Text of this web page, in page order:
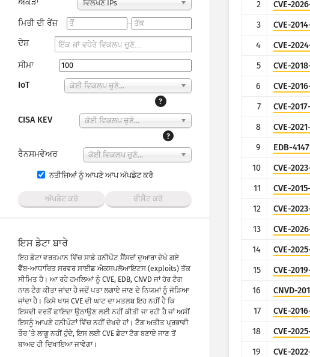
ਅੰਕੜਾ ਵਿਲੱਖਣ IPs
ਮਿਤੀ ਦੀ ਰੇਂਜ਼
–
ਦੇਸ਼
ਸੀਮਾ
IoT
ਕੋਈ ਵਿਕਲਪ ਚੁਣੋ...
?
CISA KEV
ਕੋਈ ਵਿਕਲਪ ਚੁਣੋ...
?
ਰੈਨਸਮਵੇਅਰ ਕੋਈ ਵਿਕਲਪ ਚੁਣੋ...
ਨਤੀਜਿਆਂ ਨੂੰ ਆਪਣੇ ਆਪ ਅੱਪਡੇਟ ਕਰੋ
ਅੱਪਡੇਟ ਕਰੋ ਰੀਸੈੱਟ ਕਰੋ
ਇਸ ਡੇਟਾ ਬਾਰੇ
ਇਹ ਡੇਟਾ ਵਰਤਮਾਨ ਵਿੱਚ ਸਾਡੇ ਹਨੀਪੌਟ ਸੈਂਸਰਾਂ ਦੁਆਰਾ ਦੇਖੇ ਗਏ
ਵੈੱਬ-ਆਧਾਰਿਤ ਸਰਵਰ ਸਾਈਡ ਐਕਸਪਲੋਆਇਟਸ (exploits) ਤੱਕ
ਸੀਮਿਤ ਹੈ। ਆ ਰਹੇ ਹਮਲਿਆਂ ਨੂੰ CVE, EDB, CNVD ਜਾਂ ਹੋਰ ਟੈਗ
ਨਾਲ ਟੈਗ ਕੀਤਾ ਜਾਂਦਾ ਹੈ ਜਦੋਂ ਪਤਾ ਲਗਾਏ ਜਾਣ ਦੇ ਨਿਯਮਾਂ ਨੂੰ ਜੋੜਿਆ
ਜਾਂਦਾ ਹੈ। ਕਿਸੇ ਖਾਸ CVE ਦੀ ਘਾਟ ਦਾ ਮਤਲਬ ਇਹ ਨਹੀਂ ਹੈ ਕਿ
ਇਸਦੀ ਵਰਤੋਂ ਫਾਇਦਾ ਉਠਾਉਣ ਲਈ ਨਹੀਂ ਕੀਤੀ ਜਾ ਰਹੀ ਹੈ ਜਾਂ ਅਸੀਂ
ਇਸਨੂੰ ਆਪਣੇ ਹਨੀਪੌਟਾਂ ਵਿੱਚ ਨਹੀਂ ਦੇਖਦੇ ਹਾਂ। ਟੈਗ ਅਤੀਤ ਪ੍ਰਭਾਵੀ
ਤੌਰ ’ਤੇ ਲਾਗੂ ਨਹੀਂ ਹੁੰਦੇ, ਇਸ ਲਈ CVE ਡੇਟਾ ਟੈਗ ਬਣਾਏ ਜਾਣ ਤੋਂ
ਬਾਅਦ ਹੀ ਦਿਖਾਇਆ ਜਾਵੇਗਾ।
2
3
4
5
6
7
8
9
EDB-
10
11
12
13
14
15
16
17
18
19